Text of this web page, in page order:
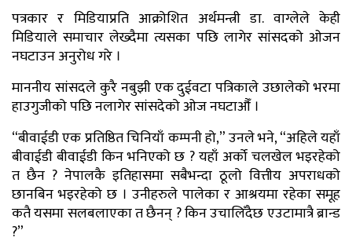
पत्रकार र मिडियाप्रति आक्रोशित अर्थमन्त्री डा. वाग्लेले केही
मिडियाले समाचार लेख्दैमा त्यसका पछि लागेर सांसदको ओजन
नघटाउन अनुरोध गरे ।
माननीय सांसदले कुरै नबुझी एक दुईवटा पत्रिकाले उछालेको भरमा
हाउगुजीको पछि नलागेर सांसदेको ओज नघटाऔँ ।
“बीवाईडी एक प्रतिष्ठित चिनियाँ कम्पनी हो,” उनले भने, “अहिले यहाँ
बीवाईडी बीवाईडी किन भनिएको छ ? यहाँ अर्को चलखेल भइरहेको
त छैन ? नेपालकै इतिहासमा सबैभन्दा ठूलो वित्तीय अपराधको
छानबिन भइरहेको छ । उनीहरुले पालेका र आश्रयमा रहेका समूह
कतै यसमा सलबलाएका त छैनन् ? किन उचालिँदैछ एउटामात्रै ब्रान्ड
?”